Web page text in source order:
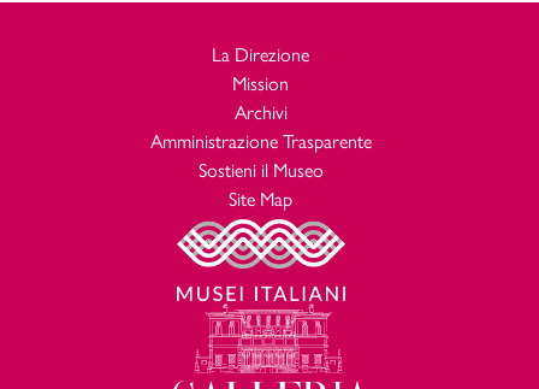
La Direzione
Mission
Archivi
Amministrazione Trasparente
Sostieni il Museo
Site Map